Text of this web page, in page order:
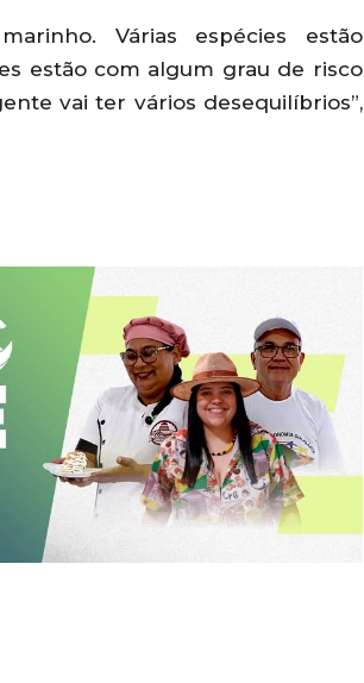
Várias espécies estão
estão com algum grau de risco
vai ter vários desequilíbrios”,